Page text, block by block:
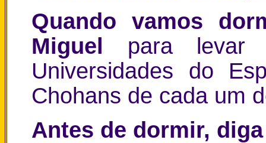
Quando vamos
Miguel para
Universidades do
Chohans de cada um
Antes de dormir,